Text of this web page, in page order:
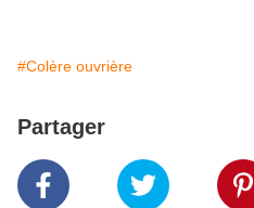
#Colère ouvrière
Partager